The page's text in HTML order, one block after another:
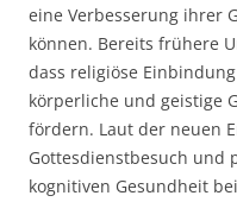
eine Verbesserung ihrer
können. Bereits frühere
dass religiöse
körperliche und geistige
fördern. Laut der neuen
Gottesdienstbesuch und
kognitiven Gesundheit